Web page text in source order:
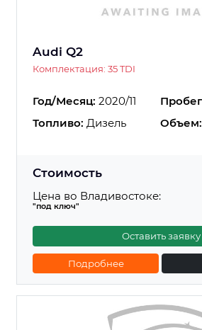
Audi Q2
Комплектация: 35 TDI
Год/Месяц: 2020/11
Топливо: Дизель Объем:
Стоимость
Цена во Владивостоке:
"под ключ"
Оставить заявку
Подробнее